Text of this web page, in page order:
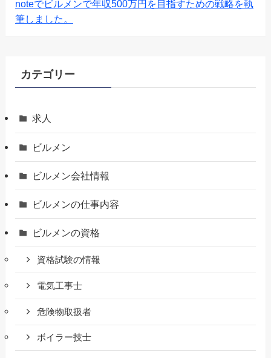
noteでビルメンで年収500万円を目指すための戦略を執
筆しました。
カテゴリー
求人
ビルメン
ビルメン会社情報
ビルメンの仕事内容
ビルメンの資格
資格試験の情報
電気工事士
危険物取扱者
ボイラー技士